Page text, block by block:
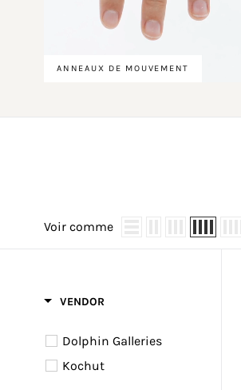
ANNEAUX DE MOUVEMENT
Voir comme
VENDOR
Dolphin Galleries
Kochut